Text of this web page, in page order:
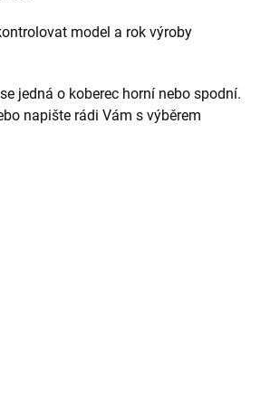
model a rok výroby
jedná o koberec horní nebo spodní.
napište rádi Vám s výběrem